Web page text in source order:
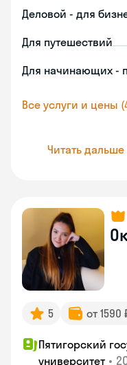
Деловой - для
Для путешествий
Для начинающих -
Все услуги и цены
Читать дальше
5 от 1590
Пятигорский
университет •